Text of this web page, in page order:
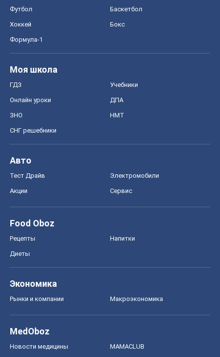
Футбол Баскетбол
Хоккей Бокс
Формула-1
Моя школа
ГДЗ Учебники
Онлайн уроки ДПА
ЗНО НМТ
СНГ решебники
Авто
Тест Драйв Электромобили
Акции Сервис
Food Oboz
Рецепты Напитки
Диеты
Экономика
Рынки и компании Mакроэкономика
MedOboz
Новости медицины MAMACLUB